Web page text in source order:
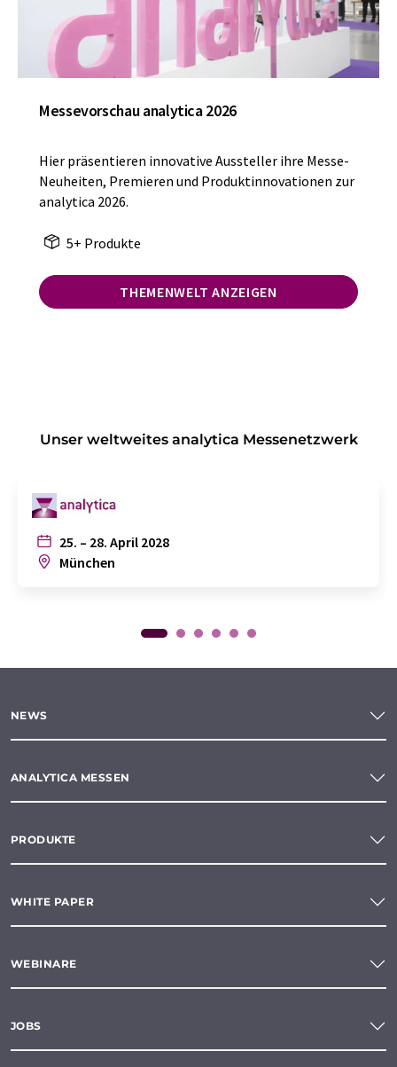
Messevorschau analytica 2026
Hier präsentieren innovative Aussteller ihre Messe-
Neuheiten, Premieren und Produktinnovationen zur
analytica 2026.
5+ Produkte
THEMENWELT ANZEIGEN
Unser weltweites analytica Messenetzwerk
25. – 28. April 2028
München
NEWS
ANALYTICA MESSEN
PRODUKTE
WHITE PAPER
WEBINARE
JOBS